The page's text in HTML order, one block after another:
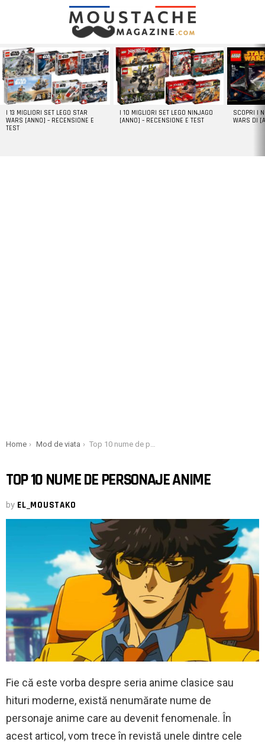
LATEST
STORIES
I 13 MIGLIORI SET LEGO STAR
WARS [ANNO] – RECENSIONE E
TEST
I 10 MIGLIORI SET LEGO NINJAGO
[ANNO] – RECENSIONE E TEST
SCOPRI I
WARS DI
You are here:
Home Mod de viata Top 10 nume de personaje anime
TOP 10 NUME DE PERSONAJE ANIME
by EL_MOUSTAKO
Fie că este vorba despre seria anime clasice sau
hituri moderne, există nenumărate nume de
personaje anime care au devenit fenomenale. În
acest articol, vom trece în revistă unele dintre cele